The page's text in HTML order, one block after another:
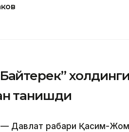
танишди
Давлат раҳбари Қасим-